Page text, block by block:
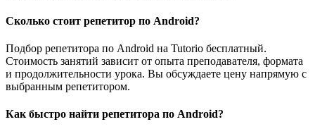
Сколько стоит репетитор по Android?
Подбор репетитора по Android на Tutorio бесплатный.
Стоимость занятий зависит от опыта преподавателя, формата
и продолжительности урока. Вы обсуждаете цену напрямую с
выбранным репетитором.
Как быстро найти репетитора по Android?